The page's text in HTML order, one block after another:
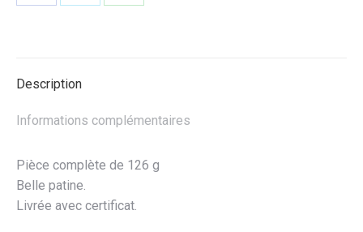
Description
Informations complémentaires
Pièce complète de 126 g
Belle patine.
Livrée avec certificat.